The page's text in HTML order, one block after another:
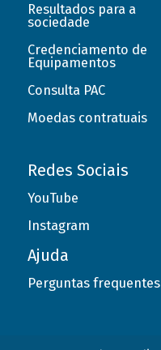
Resultados para a
sociedade
Credenciamento de
Equipamentos
Consulta PAC
Moedas contratuais
Redes Sociais
YouTube
Instagram
Ajuda
Perguntas frequentes